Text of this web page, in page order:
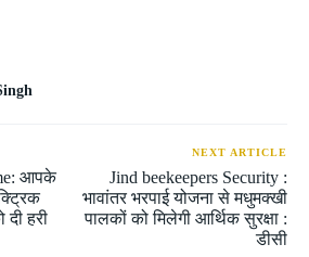
आपके
हरी
NEXT ARTICLE
Jind beekeepers Security :
भावांतर भरपाई योजना से मधुमक्खी
पालकों को मिलेगी आर्थिक सुरक्षा :
डीसी